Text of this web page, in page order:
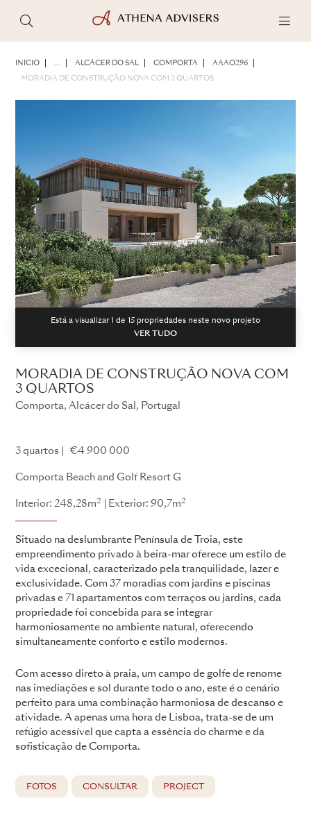
INÍCIO ... ALCÁCER DO SAL COMPORTA AAAO296
MORADIA DE CONSTRUÇÃO NOVA COM 3 QUARTOS
Está a visualizar 1 de 15 propriedades neste novo projeto
VER TUDO
MORADIA DE CONSTRUÇÃO NOVA COM
3 QUARTOS
Comporta, Alcácer do Sal, Portugal
3 quartos €4 900 000
Comporta Beach and Golf Resort G
Interior: 248,28m2 Exterior: 90,7m2
Situado na deslumbrante Península de Troia, este
empreendimento privado à beira-mar oferece um estilo de
vida excecional, caracterizado pela tranquilidade, lazer e
exclusividade. Com 37 moradias com jardins e piscinas
privadas e 71 apartamentos com terraços ou jardins, cada
propriedade foi concebida para se integrar
harmoniosamente no ambiente natural, oferecendo
simultaneamente conforto e estilo modernos.
Com acesso direto à praia, um campo de golfe de renome
nas imediações e sol durante todo o ano, este é o cenário
perfeito para uma combinação harmoniosa de descanso e
atividade. A apenas uma hora de Lisboa, trata-se de um
refúgio acessível que capta a essência do charme e da
sofisticação de Comporta.
FOTOS CONSULTAR PROJECT